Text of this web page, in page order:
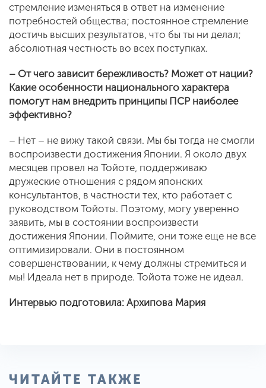
стремление изменяться в ответ на изменение
потребностей общества; постоянное стремление
достичь высших результатов, что бы ты ни делал;
абсолютная честность во всех поступках.
– От чего зависит бережливость? Может от нации?
Какие особенности национального характера
помогут нам внедрить принципы ПСР наиболее
эффективно?
– Нет – не вижу такой связи. Мы бы тогда не смогли
воспроизвести достижения Японии. Я около двух
месяцев провел на Тойоте, поддерживаю
дружеские отношения с рядом японских
консультантов, в частности тех, кто работает с
руководством Тойоты. Поэтому, могу уверенно
заявить, мы в состоянии воспроизвести
достижения Японии. Поймите, они тоже еще не все
оптимизировали. Они в постоянном
совершенствовании, к чему должны стремиться и
мы! Идеала нет в природе. Тойота тоже не идеал.
Интервью подготовила: Архипова Мария
ЧИТАЙТЕ ТАКЖЕ